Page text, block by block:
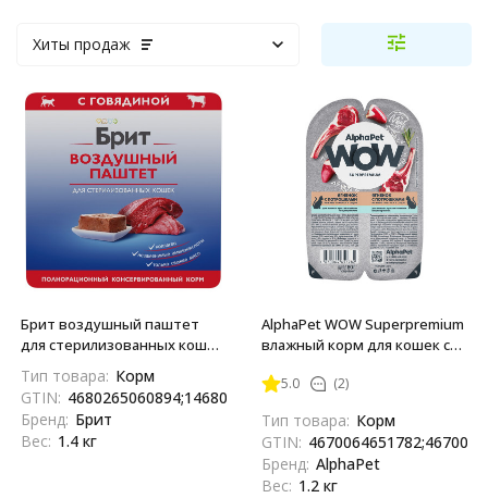
Хиты продаж
Брит воздушный паштет
для стерилизованных кошек
говядиной - 100 г х 14 шт
Тип товара: Корм
GTIN: 4680265060894;14680265060891
Бренд: Брит
Вес: 1.4 кг
AlphaPet WOW Superpremium
влажный корм для кошек с
пищеварением ягненок с
80 г х 15 шт
5.0 (2)
Тип товара: Корм
GTIN:
Бренд: AlphaPet
Вес: 1.2 кг